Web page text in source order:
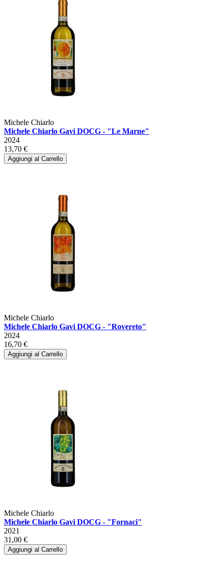
Michele Chiarlo
Michele Chiarlo Gavi DOCG - "Le Marne"
2024
13,70 €
Aggiungi al Carrello
Michele Chiarlo
Michele Chiarlo Gavi DOCG - "Rovereto"
2024
16,70 €
Aggiungi al Carrello
Michele Chiarlo
Michele Chiarlo Gavi DOCG - "Fornaci"
2021
31,00 €
Aggiungi al Carrello